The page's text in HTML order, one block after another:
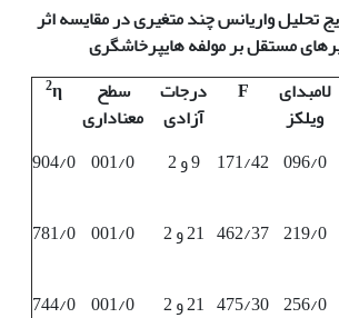
تحلیل واریانس چند متغیری در مقایسه اثر
مستقل بر مولفه هایپرخاشگری
لامبدای
ویلکز
F
درجات
آزادی
سطح
معناداری
2η
096/0
171/42 9 و 2 001/0
904/0
219/0
462/37 21 و 2 001/0
781/0
256/0
475/30 21 و 2 001/0
744/0